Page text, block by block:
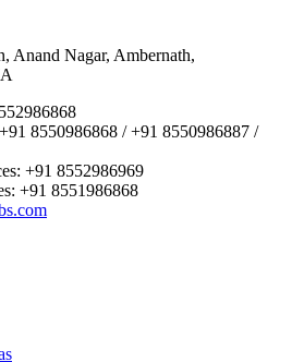
Anand Nagar, Ambernath,
+91 8550986868 / +91 8550986887 /
+91 8552986969
+91 8551986868